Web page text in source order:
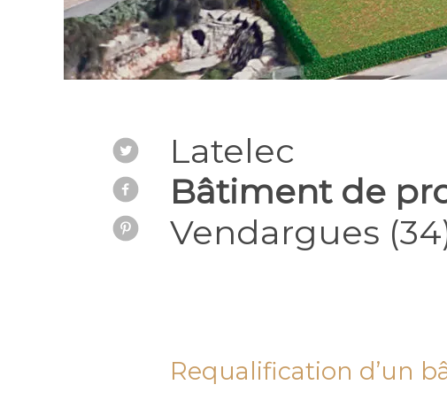
INDUSTRIE
Latelec
Bâtiment de
Vendargues
Requalification d’un